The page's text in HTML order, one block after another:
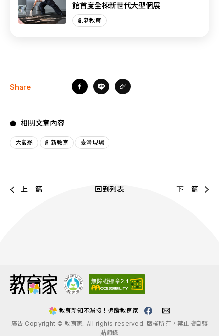
館首度全棟新世代大型個展
創新教育
Share
相關文章內容
大富翁 創新教育 臺灣現場
上一篇 回到列表 下一篇
廣告 Copyright © 教育家. All rights reserved. 版權所有，禁止擅自轉
貼節錄
教育新知不漏接！追蹤教育家